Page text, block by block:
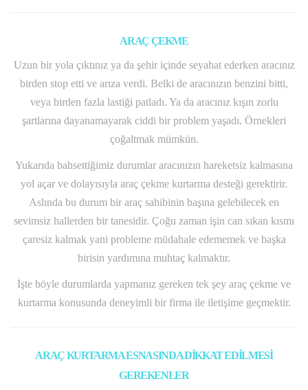
ARAÇ ÇEKME
Uzun bir yola çıktınız ya da şehir içinde seyahat ederken aracınız
birden stop etti ve arıza verdi. Belki de aracınızın benzini bitti,
veya birden fazla lastiği patladı. Ya da aracınız kışın zorlu
şartlarına dayanamayarak ciddi bir problem yaşadı. Örnekleri
çoğaltmak mümkün.
Yukarıda bahsettiğimiz durumlar aracınızın hareketsiz kalmasına
yol açar ve dolayısıyla araç çekme kurtarma desteği gerektirir.
Aslında bu durum bir araç sahibinin başına gelebilecek en
sevimsiz hallerden bir tanesidir. Çoğu zaman işin can sıkan kısmı
çaresiz kalmak yani probleme müdahale edememek ve başka
birisin yardımına muhtaç kalmaktır.
İşte böyle durumlarda yapmanız gereken tek şey araç çekme ve
kurtarma konusunda deneyimli bir firma ile iletişime geçmektir.
ARAÇ KURTARMA ESNASINDA DİKKAT EDİLMESİ
GEREKENLER